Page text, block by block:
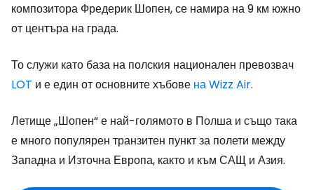
композитора Фредерик Шопен, се намира на 9 км южно
от центъра на града.
То служи като база на полския национален превозвач
LOT и е един от основните хъбове на Wizz Air.
Летище „Шопен“ е най-голямото в Полша и също така
е много популярен транзитен пункт за полети между
Западна и Източна Европа, както и към САЩ и Азия.